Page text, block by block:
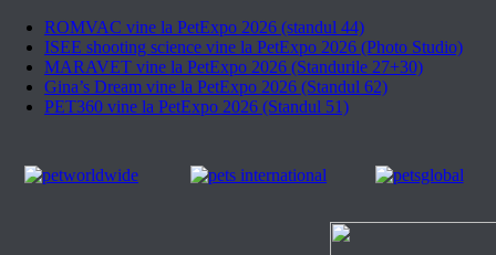
ROMVAC vine la PetExpo 2026 (standul 44)
ISEE shooting science vine la PetExpo 2026 (Photo Studio)
MARAVET vine la PetExpo 2026 (Standurile 27+30)
Gina’s Dream vine la PetExpo 2026 (Standul 62)
PET360 vine la PetExpo 2026 (Standul 51)